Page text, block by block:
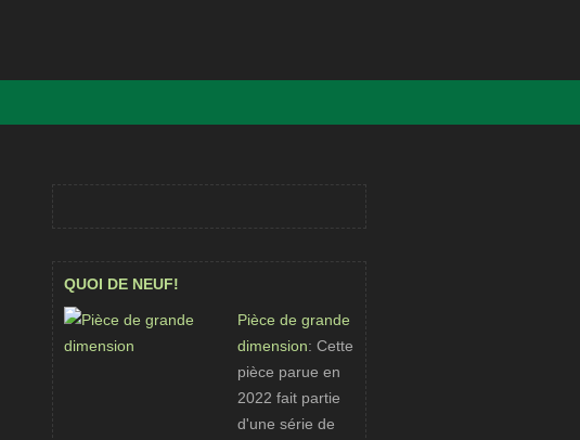
QUOI DE NEUF!
Pièce de grande
dimension: Cette
pièce parue en
2022 fait partie
d'une série de